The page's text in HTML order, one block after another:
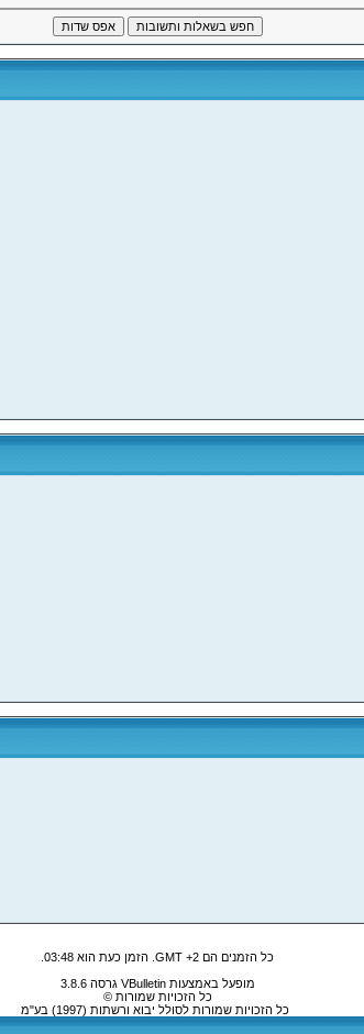
כל הזמנים הם GMT +2. הזמן כעת הוא 03:48
מופעל באמצעות VBulletin גרסה 3.8.6
כל הזכויות שמורות ©
כל הזכויות שמורות לסולל יבוא ורשתות (1997) בע"מ